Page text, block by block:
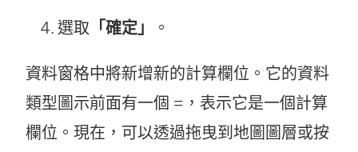
選取 「確定」 。
資料窗格中將新增新的計算欄位。它的資料
類型圖示前面有一個 =，表示它是一個計算
欄位。現在，可以透過拖曳到地圖圖層或按